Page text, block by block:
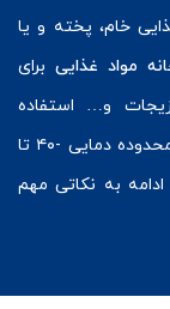
خام، پخته و یا
مواد غذاییبرای
و… استفاده
می‌شود. دامون، انواع سردخانه مواد غذایی را با محدوده دمایی -۴۰ تا
به نکاتی مهم